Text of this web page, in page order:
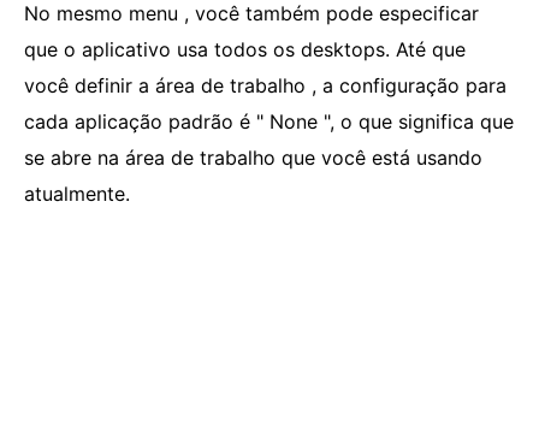
No mesmo menu , você também pode especificar
que o aplicativo usa todos os desktops. Até que
você definir a área de trabalho , a configuração para
cada aplicação padrão é " None ", o que significa que
se abre na área de trabalho que você está usando
atualmente.